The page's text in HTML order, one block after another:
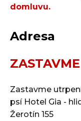
domluvu.
Adresa
Zastavme
psí Hotel Gia -
Žerotín 155